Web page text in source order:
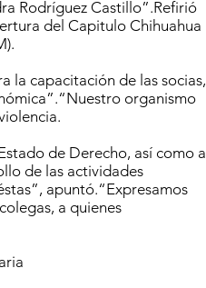
Rodríguez Castillo”.Refirió
del Capitulo Chihuahua
la capacitación de las socias,
organismo
de Derecho, así como a
de las actividades
apuntó.“Expresamos
a quienes